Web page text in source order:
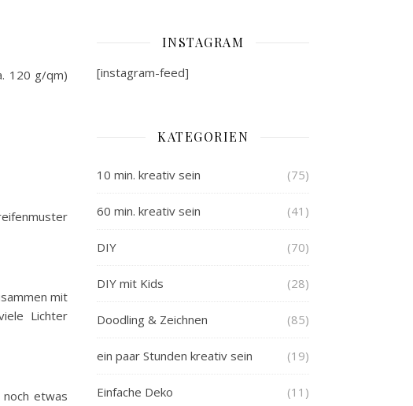
120 g/qm)
mit
Lichter
etwas
INSTAGRAM
[instagram-feed]
KATEGORIEN
10 min. kreativ sein (75)
60 min. kreativ sein (41)
DIY (70)
DIY mit Kids (28)
Doodling & Zeichnen (85)
ein paar Stunden kreativ sein (19)
Einfache Deko (11)